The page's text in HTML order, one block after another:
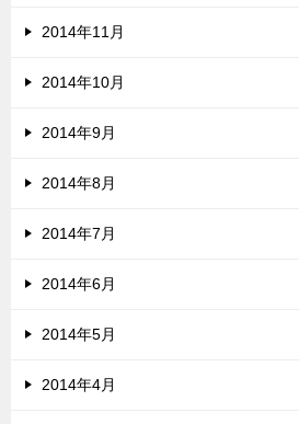
2014年11月
2014年10月
2014年9月
2014年8月
2014年7月
2014年6月
2014年5月
2014年4月